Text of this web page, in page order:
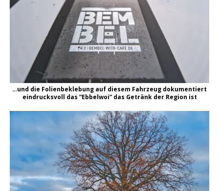
…und die Folienbeklebung auf diesem Fahrzeug dokumentiert
eindrucksvoll das “Ebbelwoi” das Getränk der Region ist